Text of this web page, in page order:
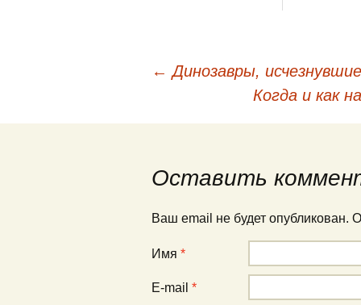
Навигация по
← Динозавры,
Когда и как
Оставить
Ваш email не будет опубликован.
Имя *
E-mail *